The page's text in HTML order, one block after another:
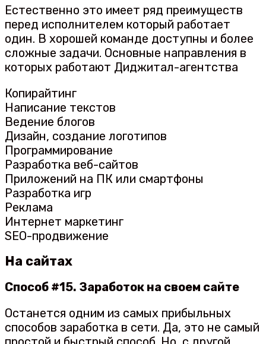
Естественно это имеет ряд преимуществ
перед исполнителем который работает
один. В хорошей команде доступны и более
сложные задачи. Основные направления в
которых работают Диджитал-агентства
Копирайтинг
Написание текстов
Ведение блогов
Дизайн, создание логотипов
Программирование
Разработка веб-сайтов
Приложений на ПК или смартфоны
Разработка игр
Реклама
Интернет маркетинг
SEO-продвижение
На сайтах
Способ #15. Заработок на своем сайте
Останется одним из самых прибыльных
способов заработка в сети. Да, это не самый